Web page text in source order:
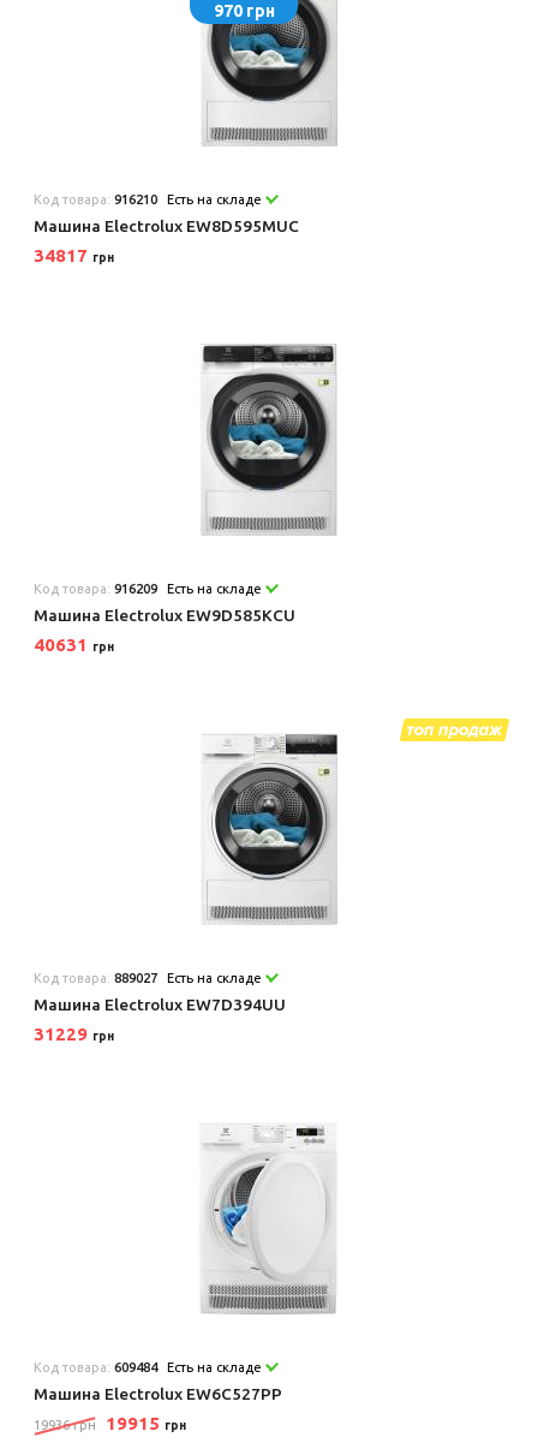
970 грн
Код товара:916210 Есть на складе
Машина Electrolux EW8D595MUC
34817 грн
Код товара:916209 Есть на складе
Машина Electrolux EW9D585KCU
40631 грн
Код товара:889027 Есть на складе
Машина Electrolux EW7D394UU
31229 грн
Код товара:609484 Есть на складе
Машина Electrolux EW6C527PP
19936 грн 19915 грн